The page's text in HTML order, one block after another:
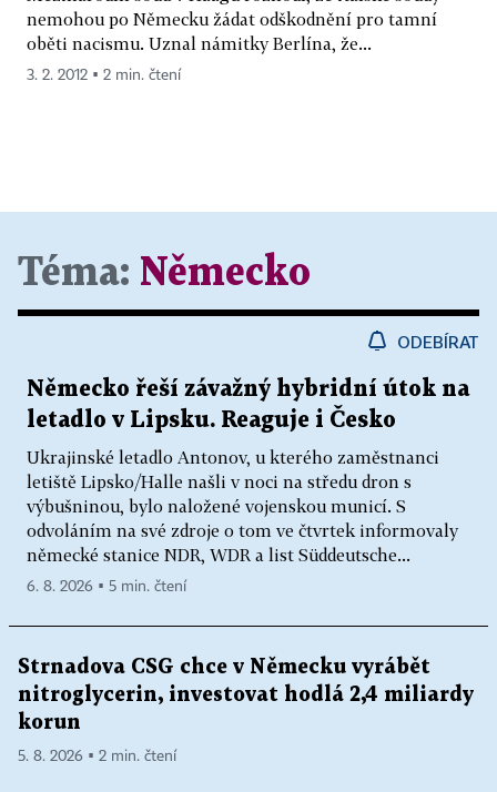
nemohou po Německu žádat odškodnění pro tamní
oběti nacismu. Uznal námitky Berlína, že...
3. 2. 2012 ▪ 2 min. čtení
Téma: Německo
ODEBÍRAT
Německo řeší závažný hybridní útok na
letadlo v Lipsku. Reaguje i Česko
Ukrajinské letadlo Antonov, u kterého zaměstnanci
letiště Lipsko/Halle našli v noci na středu dron s
výbušninou, bylo naložené vojenskou municí. S
odvoláním na své zdroje o tom ve čtvrtek informovaly
německé stanice NDR, WDR a list Süddeutsche...
6. 8. 2026 ▪ 5 min. čtení
Strnadova CSG chce v Německu vyrábět
nitroglycerin, investovat hodlá 2,4 miliardy
korun
5. 8. 2026 ▪ 2 min. čtení